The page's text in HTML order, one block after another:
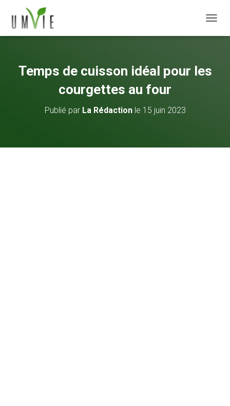
Temps de cuisson idéal pour les
courgettes au four
Publié par La Rédactionle 15 juin 2023